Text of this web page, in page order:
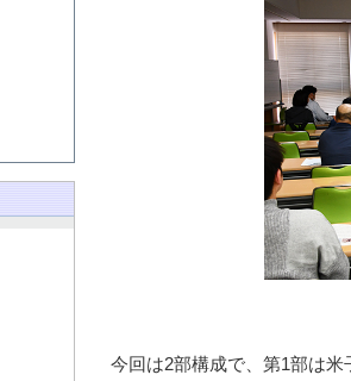
今回は2部構成で、第1部は米